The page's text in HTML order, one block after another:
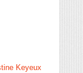
Keyeux